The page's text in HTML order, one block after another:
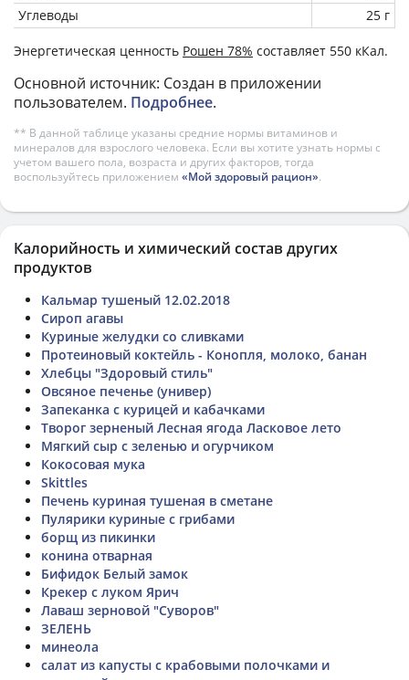
Углеводы
25 г
Энергетическая ценность Рошен 78% составляет 550 кКал.
Основной источник: Создан в приложении
пользователем. Подробнее.
** В данной таблице указаны средние нормы витаминов и
минералов для взрослого человека. Если вы хотите узнать нормы с
учетом вашего пола, возраста и других факторов, тогда
воспользуйтесь приложением «Мой здоровый рацион».
Калорийность и химический состав других
продуктов
Кальмар тушеный 12.02.2018
Сироп агавы
Куриные желудки со сливками
Протеиновый коктейль - Конопля, молоко, банан
Хлебцы "Здоровый стиль"
Овсяное печенье (универ)
Запеканка с курицей и кабачками
Творог зерненый Лесная ягода Ласковое лето
Мягкий сыр с зеленью и огурчиком
Кокосовая мука
Skittles
Печень куриная тушеная в сметане
Пулярики куриные с грибами
борщ из пикинки
конина отварная
Бифидок Белый замок
Крекер с луком Ярич
Лаваш зерновой "Суворов"
ЗЕЛЕНЬ
минеола
салат из капусты с крабовыми полочками и